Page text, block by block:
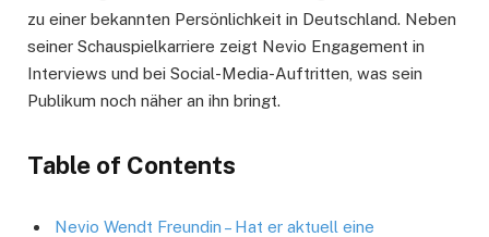
zu einer bekannten Persönlichkeit in Deutschland. Neben
seiner Schauspielkarriere zeigt Nevio Engagement in
Interviews und bei Social-Media-Auftritten, was sein
Publikum noch näher an ihn bringt.
Table of Contents
Nevio Wendt Freundin – Hat er aktuell eine